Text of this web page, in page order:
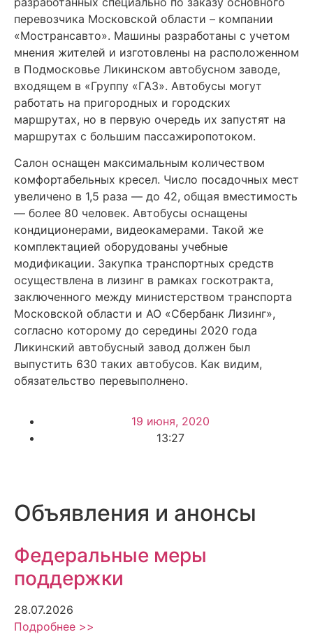
перевозчика Московской области – компании
«Мострансавто». Машины разработаны с учетом
мнения жителей и изготовлены на расположенном
в Подмосковье Ликинском автобусном заводе,
входящем в «Группу «ГАЗ». Автобусы могут
работать на пригородных и городских
маршрутах, но в первую очередь их запустят на
маршрутах с большим пассажиропотоком.
Салон оснащен максимальным количеством
комфортабельных кресел. Число посадочных мест
увеличено в 1,5 раза — до 42, общая вместимость
— более 80 человек. Автобусы оснащены
кондиционерами, видеокамерами. Такой же
комплектацией оборудованы учебные
модификации. Закупка транспортных средств
осуществлена в лизинг в рамках госкотракта,
заключенного между министерством транспорта
Московской области и АО «Сбербанк Лизинг»,
согласно которому до середины 2020 года
Ликинский автобусный завод должен был
выпустить 630 таких автобусов. Как видим,
обязательство перевыполнено.
19 июня, 2020
13:27
Объявления и анонсы
Федеральные меры
поддержки
28.07.2026
Подробнее >>